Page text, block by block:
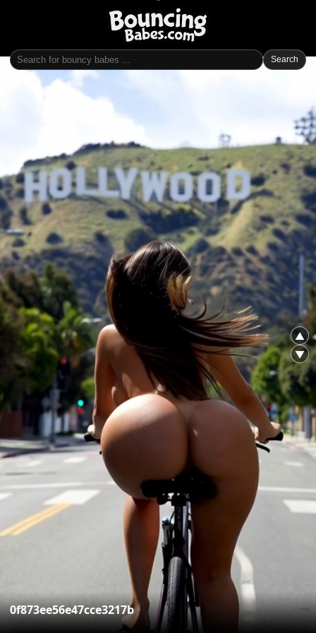
Search
▲
▼
0f873ee56e47cce3217b